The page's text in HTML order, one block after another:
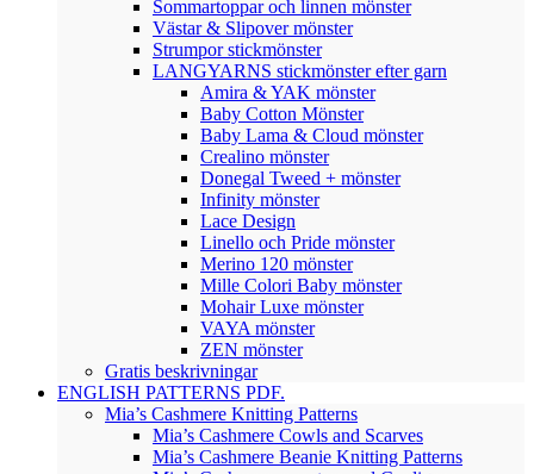
Sommartoppar och linnen mönster
Västar & Slipover mönster
Strumpor stickmönster
LANGYARNS stickmönster efter garn
Amira & YAK mönster
Baby Cotton Mönster
Baby Lama & Cloud mönster
Crealino mönster
Donegal Tweed + mönster
Infinity mönster
Lace Design
Linello och Pride mönster
Merino 120 mönster
Mille Colori Baby mönster
Mohair Luxe mönster
VAYA mönster
ZEN mönster
Gratis beskrivningar
ENGLISH PATTERNS PDF.
Mia’s Cashmere Knitting Patterns
Mia’s Cashmere Cowls and Scarves
Mia’s Cashmere Beanie Knitting Patterns